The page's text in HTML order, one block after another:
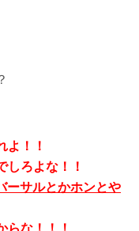
よ！！
しろよな！！
ーサルとかホンとや
らな！！！